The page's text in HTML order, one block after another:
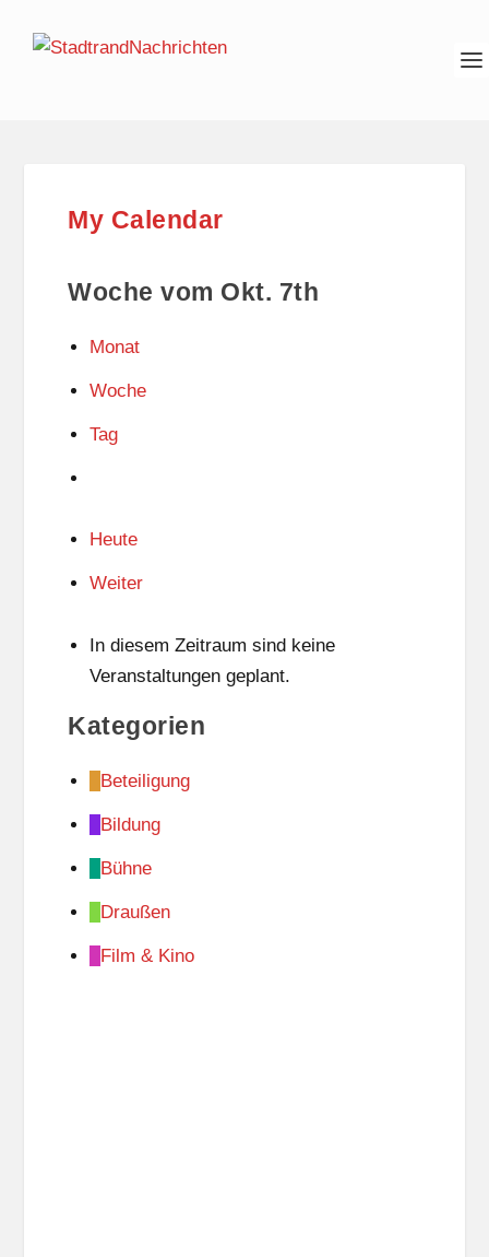
My Calendar
Woche vom Okt. 7th
Monat
Woche
Tag
Heute
Weiter
In diesem Zeitraum sind keine
Veranstaltungen geplant.
Kategorien
Beteiligung
Bildung
Bühne
Draußen
Film & Kino